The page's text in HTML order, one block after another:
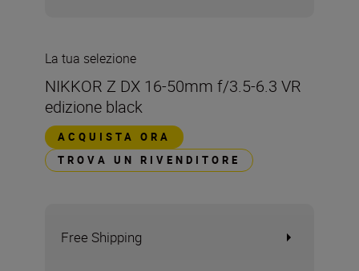
La tua selezione
NIKKOR Z DX 16-50mm f/3.5-6.3 VR
edizione black
ACQUISTA ORA
TROVA UN RIVENDITORE
Free Shipping